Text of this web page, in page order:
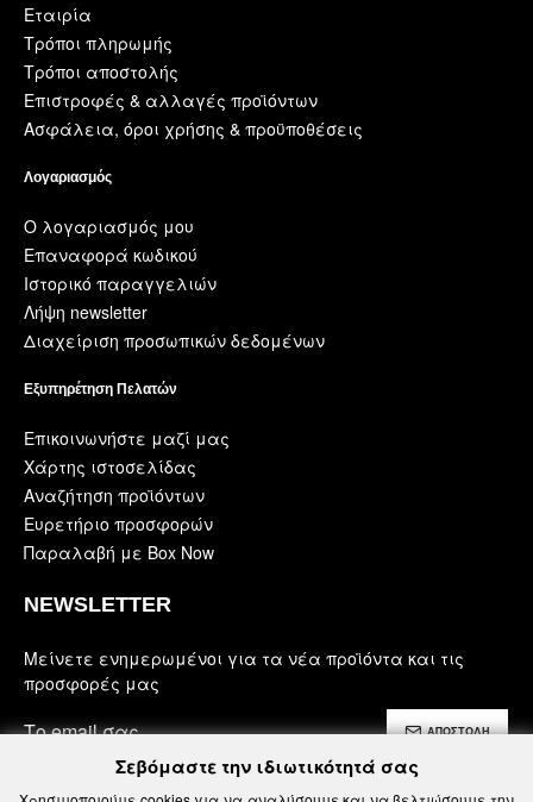
Εταιρία
Τρόποι πληρωμής
Τρόποι αποστολής
Επιστροφές & αλλαγές προϊόντων
Ασφάλεια, όροι χρήσης & προϋποθέσεις
Λογαριασμός
Ο λογαριασμός μου
Επαναφορά κωδικού
Ιστορικό παραγγελιών
Λήψη newsletter
Διαχείριση προσωπικών δεδομένων
Εξυπηρέτηση Πελατών
Επικοινωνήστε μαζί μας
Χάρτης ιστοσελίδας
Αναζήτηση προϊόντων
Ευρετήριο προσφορών
Παραλαβή με Box Now
NEWSLETTER
Μείνετε ενημερωμένοι για τα νέα προϊόντα και τις
προσφορές μας
ΑΠΟΣΤΟΛΗ
Έχω διαβάσει και αποδέχομαι τους
Σεβόμαστε την ιδιωτικότητά σας